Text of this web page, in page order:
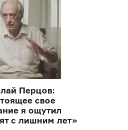
Перцов:
свое
я ощутил
с лишним лет»